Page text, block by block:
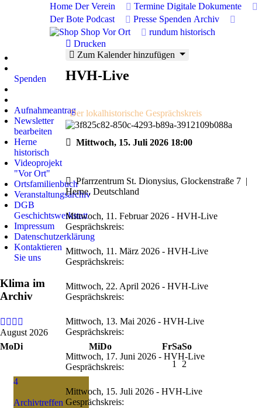
Home Der Verein Termine Digitale Dokumente
Der Bote Podcast Presse Spenden Archiv
Shop Vor Ort rundum historisch
Wiki der Stadtgeschichte
Spenden
Aufnahmeantrag
Newsletter
bearbeiten
Herne
historisch
Videoprojekt
"Vor Ort"
Ortsfamilienbuch
Veranstaltungsarchiv
DGB
Geschichtswerkstatt
Impressum
Datenschutzerklärung
Kontaktieren
Sie uns
Klima im
Archiv
August 2026
MoDi MiDo FrSaSo
1
2
4
Archivtreffen
Drucken
Zum Kalender hinzufügen
HVH-Live
Der lokalhistorische Gesprächskreis
Mittwoch, 15. Juli 2026 18:00
Pfarrzentrum St. Dionysius, Glockenstraße 7 |
Herne, Deutschland
Mittwoch, 11. Februar 2026 - HVH-Live
Gesprächskreis:
Mittwoch, 11. März 2026 - HVH-Live
Gesprächskreis:
Mittwoch, 22. April 2026 - HVH-Live
Gesprächskreis:
Mittwoch, 13. Mai 2026 - HVH-Live
Gesprächskreis:
Mittwoch, 17. Juni 2026 - HVH-Live
Gesprächskreis:
Mittwoch, 15. Juli 2026 - HVH-Live
Gesprächskreis: